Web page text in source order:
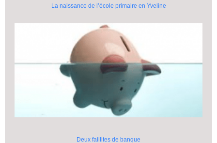
La naissance de l’école primaire en Yveline
Deux faillites de banque